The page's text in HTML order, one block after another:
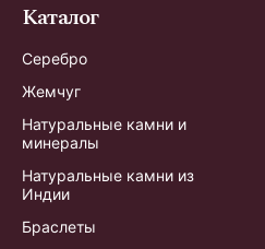
Каталог
Серебро
Жемчуг
Натуральные камни и
минералы
Натуральные камни из
Индии
Браслеты